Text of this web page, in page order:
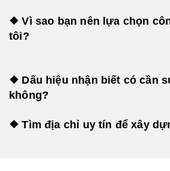
❖ Vì sao bạn nên lựa chọn
tôi?
❖ Dấu hiệu nhận biết có cần
không?
❖ Tìm địa chỉ uy tín để xây